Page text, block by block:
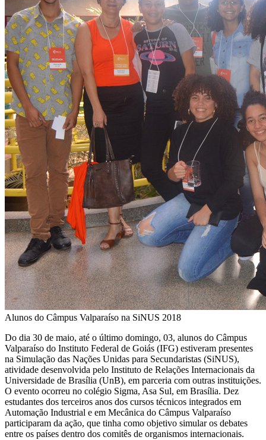
Alunos do Câmpus Valparaíso na SiNUS 2018
Do dia 30 de maio, até o último domingo, 03, alunos do Câmpus
Valparaíso do Instituto Federal de Goiás (IFG) estiveram presentes
na Simulação das Nações Unidas para Secundaristas (SiNUS),
atividade desenvolvida pelo Instituto de Relações Internacionais da
Universidade de Brasília (UnB), em parceria com outras instituições.
O evento ocorreu no colégio Sigma, Asa Sul, em Brasília. Dez
estudantes dos terceiros anos dos cursos técnicos integrados em
Automação Industrial e em Mecânica do Câmpus Valparaíso
participaram da ação, que tinha como objetivo simular os debates
entre os países dentro dos comitês de organismos internacionais.